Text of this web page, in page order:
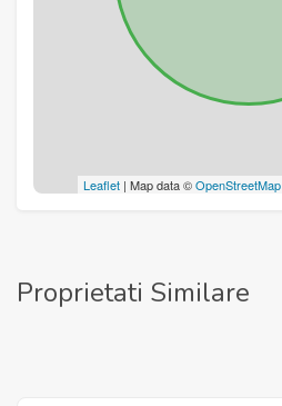
Leaflet | Map data ©OpenStreetMap
Proprietati Similare